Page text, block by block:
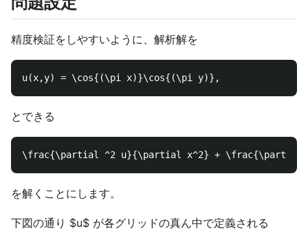
精度検証をしやすいように、解析解を
とできる
を解くことにします。
下図の通り $u$ が各グリッドの真ん中で定義される